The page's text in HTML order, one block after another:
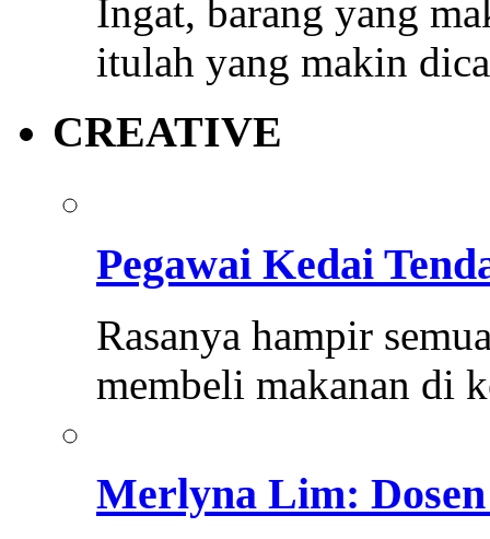
Ingat, barang yang
itulah yang makin
CREATIVE
Pegawai Kedai
Rasanya hampir
membeli makanan di
Merlyna Lim: